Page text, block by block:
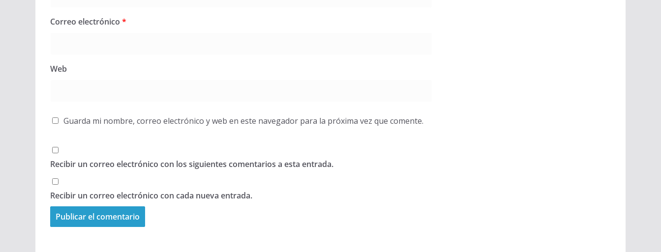
Correo electrónico *
Web
Guarda mi nombre, correo electrónico y web en este navegador para la próxima vez que comente.
Recibir un correo electrónico con los siguientes comentarios a esta entrada.
Recibir un correo electrónico con cada nueva entrada.